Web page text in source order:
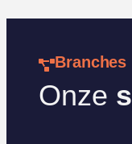
Branches
Onze s